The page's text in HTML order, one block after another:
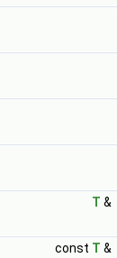
T &
const T &